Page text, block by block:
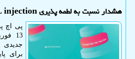
هشدار نسبت به لطمه پذیری PostgreSQL SQL injection
پی اچ